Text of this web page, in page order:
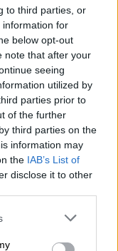
to third parties, or
information for
below opt-out
note that after your
seeing
utilized by
parties prior to
of the further
third parties on the
information may
the IAB’s List of
disclose it to other
or more Google
You may click to
να
και αδιάκοπα
δεν φοράει
δικά του που
ήχων,
που εύκολα